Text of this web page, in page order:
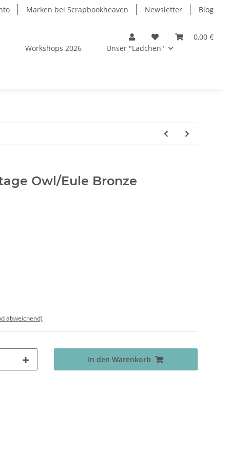
Marken bei Scrapbookheaven Newsletter Blog
0,00 €
Workshops 2026 Unser "Lädchen"
Owl/Eule Bronze
abweichend)
In den Warenkorb